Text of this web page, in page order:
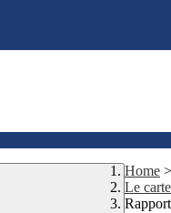
Home >
Le